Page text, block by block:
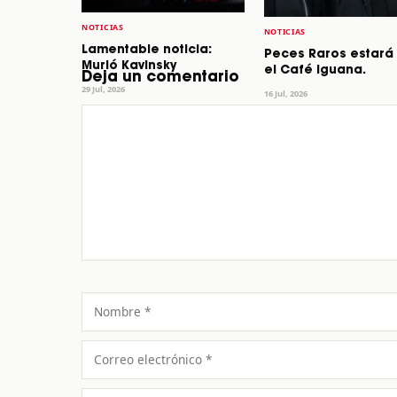
NOTICIAS
Lamentable noticia:
Murió Kavinsky
29 Jul, 2026
NOTICIAS
Peces Raros estará
el Café Iguana.
16 Jul, 2026
Deja un comentario
Nombre
Correo
electrónico